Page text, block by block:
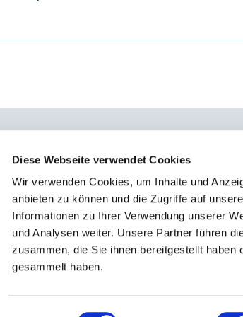
Diese Webseite verwendet Cookies
Wir verwenden Cookies, um Inhalte und
anbieten zu können und die Zugriffe auf
Informationen zu Ihrer Verwendung unserer
und Analysen weiter. Unsere Partner führen
zusammen, die Sie ihnen bereitgestellt
gesammelt haben.
Einwilligungsauswahl
6
0451 - 4 79